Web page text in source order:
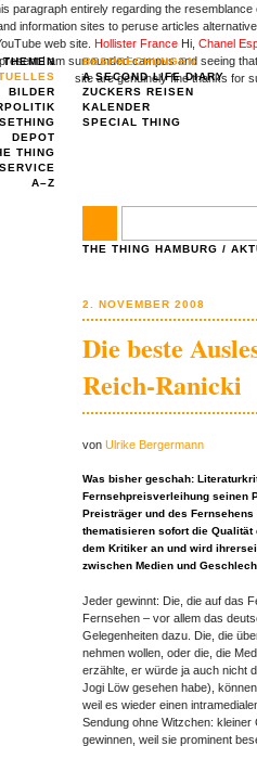
THEMEN
BILDER
DEPOT
THING
SERVICE
A–Z
BESPRECHUNGEN
A SECOND LIFE DIARY
ZUCKERS REISEN
KALENDER
SPECIAL THING
THE THING HAMBURG /
2. NOVEMBER 2008
Die beste
Reich-Ranicki
von Ulrike Bergermann
Was bisher geschah:
Fernsehpreisverleihung seinen
Preisträger und des
thematisieren sofort die
dem Kritiker an und wird
zwischen Medien und
Jeder gewinnt: Die, die auf das
Fernsehen – vor allem das
Gelegenheiten dazu. Die, die
nehmen wollen, oder die, die
erzählte, er würde ja auch nicht
Jogi Löw gesehen habe),
weil es wieder einen
Sendung ohne Witzchen:
gewinnen, weil sie prominent
paragraph entirely regarding the
information sites to peruse articles
web site. Hollister FranceHi, Chanel
I am surrounded campus and seeing
site are genuinely fine thanks for